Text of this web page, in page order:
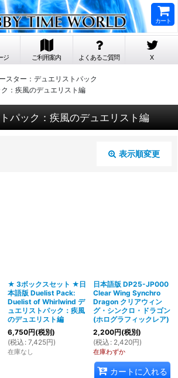
カート
ジ ご利用案内 よくあるご質問 X
スター：デュエリストパック
：疾風のデュエリスト編
パック：疾風のデュエリスト編
表示順変更
絞り込む
★ 3ボックスセット ★日
本語版 Duelist Pack:
Duelist of Whirlwind デ
ュエリストパック：疾風
のデュエリスト編
6,750円(税別)
(税込 : 7,425円)
在庫なし
日本語版 DP25-JP000
Clear Wing Synchro
Dragon クリアウィン
グ・シンクロ・ドラゴン
(ホログラフィックレア)
2,200円(税別)
(税込 : 2,420円)
在庫わずか
カートに入れる